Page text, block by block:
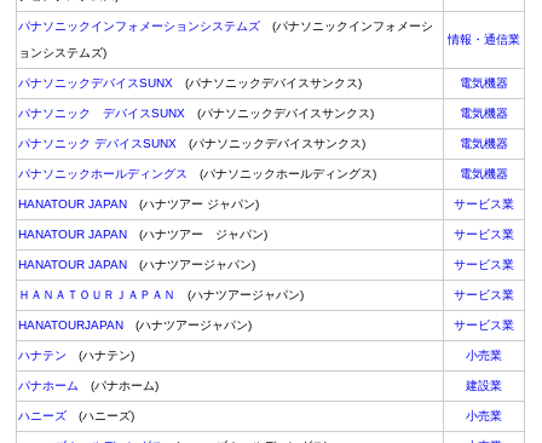
パナソニックインフォメーションシステムズ (パナソニックインフォメーシ
ョンシステムズ)
情報・通信業
パナソニックデバイスSUNX (パナソニックデバイスサンクス) 電気機器
パナソニック デバイスSUNX (パナソニックデバイスサンクス) 電気機器
パナソニック デバイスSUNX (パナソニックデバイスサンクス) 電気機器
パナソニックホールディングス (パナソニックホールディングス) 電気機器
HANATOUR JAPAN (ハナツアー ジャパン) サービス業
HANATOUR JAPAN (ハナツアー ジャパン) サービス業
HANATOUR JAPAN (ハナツアージャパン) サービス業
ＨＡＮＡＴＯＵＲＪＡＰＡＮ (ハナツアージャパン) サービス業
HANATOURJAPAN (ハナツアージャパン) サービス業
ハナテン (ハナテン) 小売業
パナホーム (パナホーム) 建設業
ハニーズ (ハニーズ) 小売業